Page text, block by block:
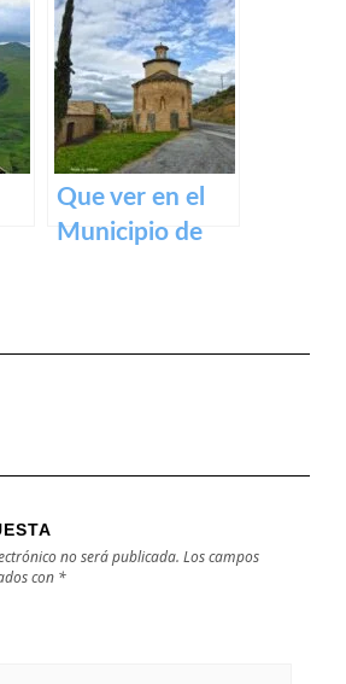
Zugarramurdi
en Navarra
Que ver en el
Municipio de
no será publicada. Los campos
con *